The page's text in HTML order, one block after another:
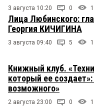
3 августа 10:20 0
Лица Любинского:
Георгия КИЧИГИНА
3 августа 09:40 5
Книжный клуб.
который ее
возможного»
2 августа 23:00 0